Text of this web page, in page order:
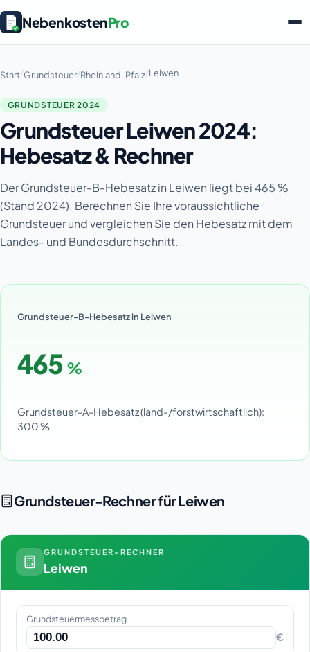
NebenkostenPro
Start/Grundsteuer/Rheinland-Pfalz/Leiwen
GRUNDSTEUER 2024
Grundsteuer Leiwen 2024:
Hebesatz & Rechner
Der Grundsteuer-B-Hebesatz in Leiwen liegt bei 465 %
(Stand 2024). Berechnen Sie Ihre voraussichtliche
Grundsteuer und vergleichen Sie den Hebesatz mit dem
Landes- und Bundesdurchschnitt.
Grundsteuer-B-Hebesatz in Leiwen
465 %
Grundsteuer-A-Hebesatz (land-/forstwirtschaftlich):
300 %
Grundsteuer-Rechner für Leiwen
GRUNDSTEUER-RECHNER
Leiwen
Grundsteuermessbetrag
€